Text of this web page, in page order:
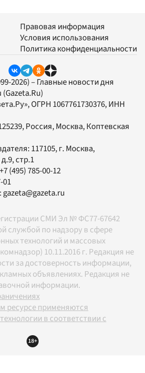
Правовая информация
Условия использования
Политика конфиденциальности
2026) – Главные новости дня
(Gazeta.Ru)
, ОГРН 1067761730376, ИНН
Россия, Москва, Коптевская
117105, г. Москва,
стр.1
+7 (495) 785-00-12
01
gazeta@gazeta.ru
СМИ Эл № ФС77-67642
службой по надзору в сфере
технологий и массовых
10.11.2016 г. Редакция не
за достоверность информации,
объявлениях. Редакция не
информации.
ресурсе применяются
в соответствии с
18+